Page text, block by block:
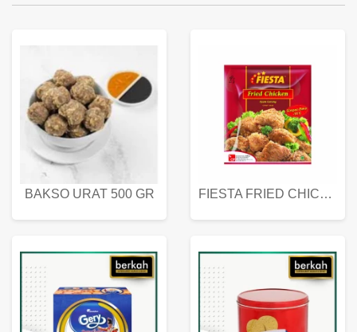
BAKSO URAT 500 GR FIESTA FRIED CHICKEN 500 GR